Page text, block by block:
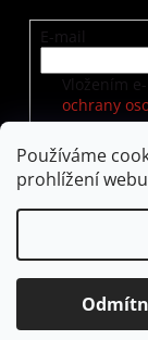
Používáme
prohlížení
E-mail
Vložením
ochrany
PŘIHLÁSIT
Copyright